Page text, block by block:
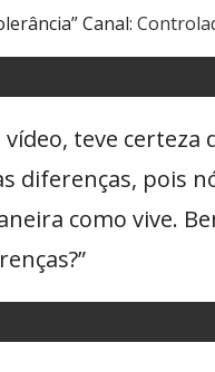
Canal:
teve
diferenças, pois
como vive.